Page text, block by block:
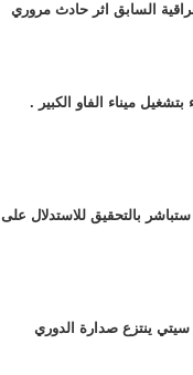
السابق اثر حادث مروري
الاثنين على الطريق
عجلته مع عجلة نوع كيا بنكو
لإعمار مطار البصرة الدولي .
الفقيد بواسع رحمته ، و انا
ستباشر بالتحقيق للاستدلال على
سيتي ينتزع صدارة الدوري